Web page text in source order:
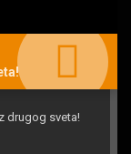
drugog sveta!